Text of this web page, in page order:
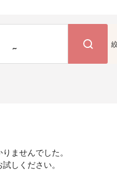
~
ませんでした。
しください。